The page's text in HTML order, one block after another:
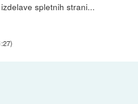
spletnih strani...
)